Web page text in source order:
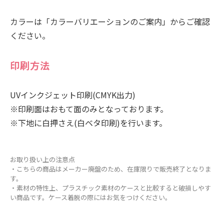
カラーは「カラーバリエーションのご案内」からご確認
ください。
印刷方法
UVインクジェット印刷(CMYK出力)
※印刷面はおもて面のみとなっております。
※下地に白押さえ(白ベタ印刷)を行います。
お取り扱い上の注意点
・こちらの商品はメーカー廃盤のため、在庫限りで販売終了となりま
す。
・素材の特性上、プラスチック素材のケースと比較すると破損しやす
い商品です。ケース着脱の際にはお気をつけください。